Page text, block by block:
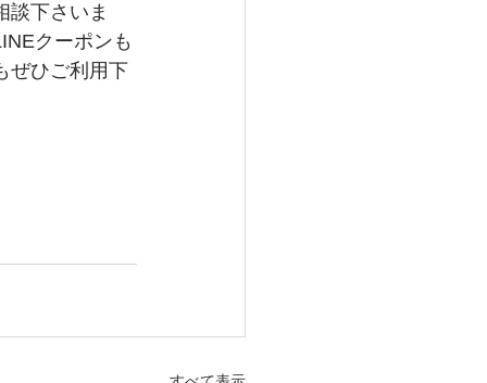
談下さいま
クーポンも
ぜひご利用下